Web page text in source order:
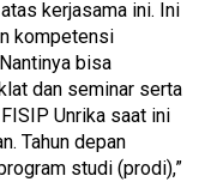
kerjasama ini. Ini
kompetensi
bisa
dan seminar serta
Unrika saat ini
Tahun depan
studi (prodi),”